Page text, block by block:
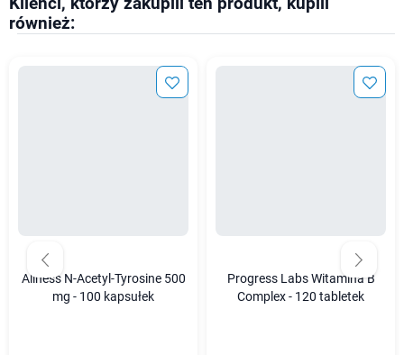
również:
Aliness N-Acetyl-Tyrosine 500
mg - 100 kapsułek
Progress Labs Witamina B
Complex - 120 tabletek